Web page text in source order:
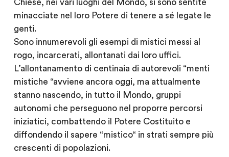
Chiese, nei vari luoghi del Mondo, si sono sentite
minacciate nel loro Potere di tenere a sé legate le
genti.
Sono innumerevoli gli esempi di mistici messi al
rogo, incarcerati, allontanati dai loro uffici.
L’allontanamento di centinaia di autorevoli “menti
mistiche “avviene ancora oggi, ma attualmente
stanno nascendo, in tutto il Mondo, gruppi
autonomi che perseguono nel proporre percorsi
iniziatici, combattendo il Potere Costituito e
diffondendo il sapere “mistico“ in strati sempre più
crescenti di popolazioni.